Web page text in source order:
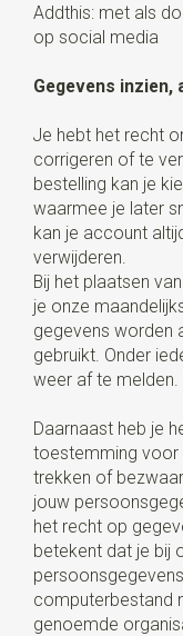
Addthis: met als
op social media
Gegevens inzien,
Je hebt het recht
corrigeren of te
bestelling kan je
waarmee je later
kan je account
verwijderen.
Bij het plaatsen
je onze
gegevens worden
gebruikt. Onder
weer af te melden.
Daarnaast heb je
toestemming voor
trekken of
jouw
het recht op
betekent dat je bij
computerbestand
genoemde